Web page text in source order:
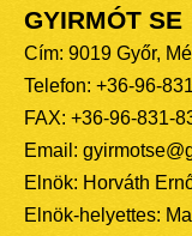
GYIRMÓT SE
Cím: 9019 Győr,
Telefon: +36-96-
FAX: +36-96-831-
Email:
Elnök: Horváth
Elnök-helyettes: